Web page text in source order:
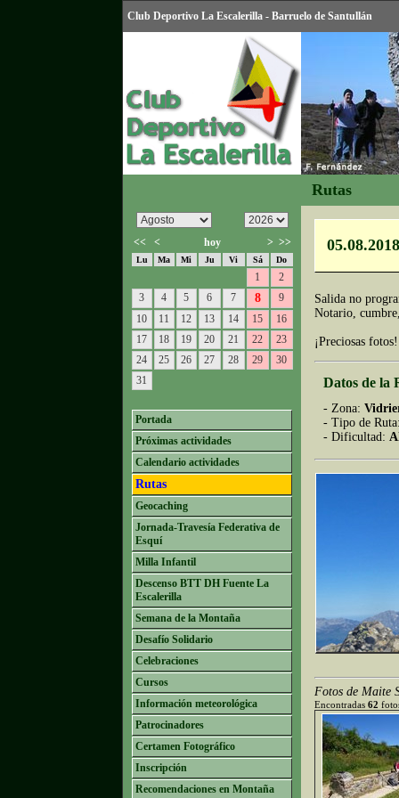
Club Deportivo La Escalerilla - Barruelo de Santullán
Rutas
<< < hoy > >>
Lu Ma Mi Ju Vi Sá Do
1
2
3
4 5 6 7 8
9
10
11 12 13 14 15
16
17
18 19 20 21 22
23
24
25 26 27 28 29
30
31
Portada
Próximas actividades
Calendario actividades
Rutas
Geocaching
Jornada-Travesía Federativa de
Esquí
Milla Infantil
Descenso BTT DH Fuente La
Escalerilla
Semana de la Montaña
Desafío Solidario
Celebraciones
Cursos
Información meteorológica
Patrocinadores
Certamen Fotográfico
Inscripción
Recomendaciones en Montaña
Salida no
Notario,
¡Preciosas fotos!
Datos de la
- Zona:
- Tipo de
- Dificultad:
Fotos de Maite
Encontradas 62